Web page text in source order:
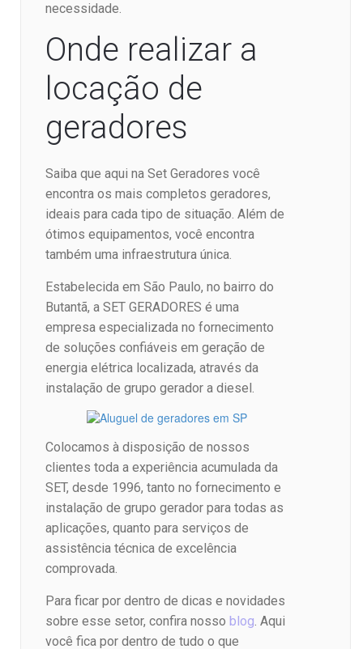
necessidade.
Onde realizar a
locação de
geradores
Saiba que aqui na Set Geradores você
encontra os mais completos geradores,
ideais para cada tipo de situação. Além de
ótimos equipamentos, você encontra
também uma infraestrutura única.
Estabelecida em São Paulo, no bairro do
Butantã, a SET GERADORES é uma
empresa especializada no fornecimento
de soluções confiáveis em geração de
energia elétrica localizada, através da
instalação de grupo gerador a diesel.
Colocamos à disposição de nossos
clientes toda a experiência acumulada da
SET, desde 1996, tanto no fornecimento e
instalação de grupo gerador para todas as
aplicações, quanto para serviços de
assistência técnica de excelência
comprovada.
Para ficar por dentro de dicas e novidades
sobre esse setor, confira nosso blog. Aqui
você fica por dentro de tudo o que